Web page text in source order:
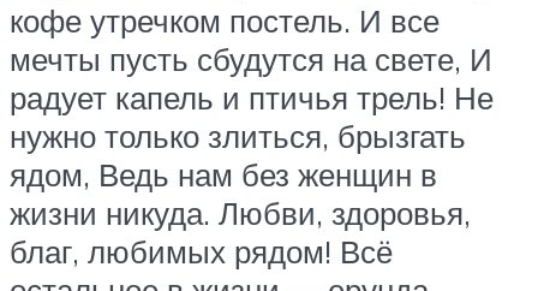
кофе утречком постель. И все
мечты пусть сбудутся на свете, И
радует капель и птичья трель! Не
нужно только злиться, брызгать
ядом, Ведь нам без женщин в
жизни никуда. Любви, здоровья,
благ, любимых рядом! Всё